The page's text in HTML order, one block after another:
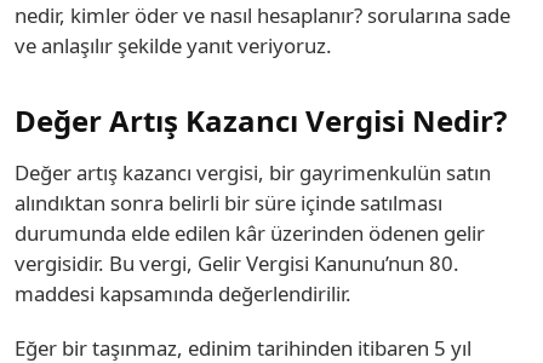
nedir, kimler öder ve nasıl hesaplanır? sorularına sade
ve anlaşılır şekilde yanıt veriyoruz.
Değer Artış Kazancı Vergisi Nedir?
Değer artış kazancı vergisi, bir gayrimenkulün satın
alındıktan sonra belirli bir süre içinde satılması
durumunda elde edilen kâr üzerinden ödenen gelir
vergisidir. Bu vergi, Gelir Vergisi Kanunu’nun 80.
maddesi kapsamında değerlendirilir.
Eğer bir taşınmaz, edinim tarihinden itibaren 5 yıl